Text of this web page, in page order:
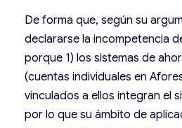
De forma que, según su
declararse la incompetencia
porque 1) los sistemas de
(cuentas individuales en
vinculados a ellos integran el
por lo que su ámbito de